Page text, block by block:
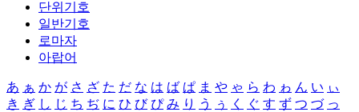
단위기호
일반기호
로마자
아랍어
あ ぁ か が さ ざ た だ な は ば ぱ ま や ゃ ら わ ゎ ん い ぃ
き ぎ し じ ち ぢ に ひ び ぴ み り う ぅ く ぐ す ず つ づ っ